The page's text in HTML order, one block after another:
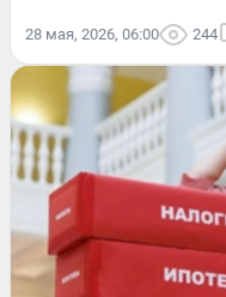
28 мая, 2026, 06:00 244